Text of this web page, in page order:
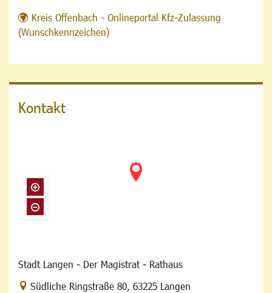
Kreis Offenbach - Onlineportal Kfz-Zulassung
(Wunschkennzeichen)
Kontakt
Stadt Langen - Der Magistrat - Rathaus
Link zur Google-Maps Navigation
Südliche Ringstraße 80, 63225 Langen